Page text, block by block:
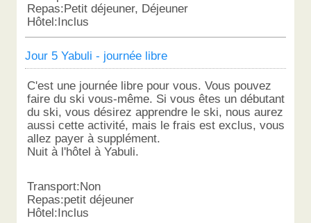
Repas:Petit déjeuner, Déjeuner
Hôtel:Inclus
Jour 5 Yabuli - journée libre
C'est une journée libre pour vous. Vous pouvez
faire du ski vous-même. Si vous êtes un débutant
du ski, vous désirez apprendre le ski, nous aurez
aussi cette activité, mais le frais est exclus, vous
allez payer à supplément.
Nuit à l'hôtel à Yabuli.
Transport:Non
Repas:petit déjeuner
Hôtel:Inclus